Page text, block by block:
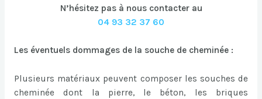
N’hésitez pas à nous contacter au
04 93 32 37 60
Les éventuels dommages de la souche de cheminée :
Plusieurs matériaux peuvent composer les souches de
cheminée dont la pierre, le béton, les briques